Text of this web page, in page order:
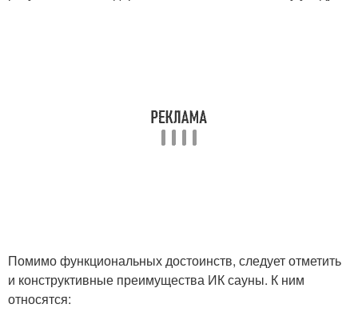
Помимо функциональных достоинств, следует отметить
и конструктивные преимущества ИК сауны. К ним
относятся: